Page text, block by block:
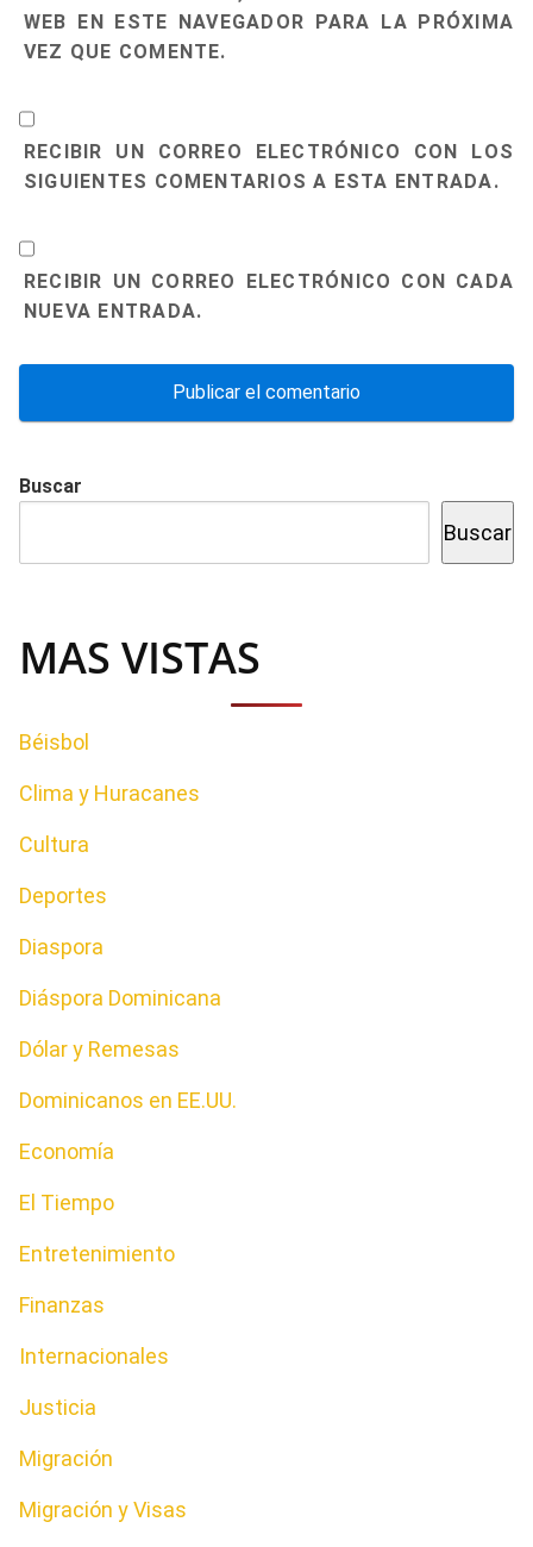
WEB EN ESTE NAVEGADOR PARA LA PRÓXIMA
VEZ QUE COMENTE.
RECIBIR UN CORREO ELECTRÓNICO CON LOS
SIGUIENTES COMENTARIOS A ESTA ENTRADA.
RECIBIR UN CORREO ELECTRÓNICO CON CADA
NUEVA ENTRADA.
Buscar
Buscar
MAS VISTAS
Béisbol
Clima y Huracanes
Cultura
Deportes
Diaspora
Diáspora Dominicana
Dólar y Remesas
Dominicanos en EE.UU.
Economía
El Tiempo
Entretenimiento
Finanzas
Internacionales
Justicia
Migración
Migración y Visas